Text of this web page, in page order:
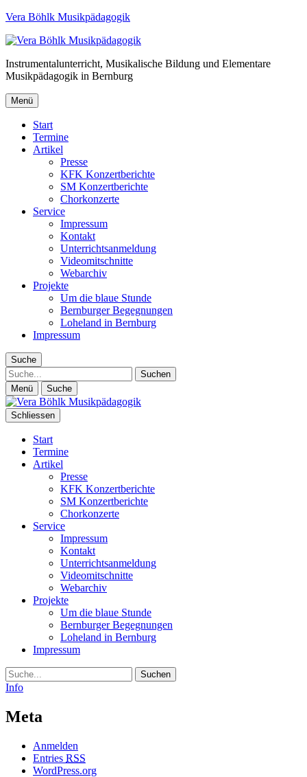
Vera Böhlk Musikpädagogik
Instrumentalunterricht, Musikalische Bildung und Elementare
Musikpädagogik in Bernburg
Menü
Start
Termine
Artikel
Presse
KFK Konzertberichte
SM Konzertberichte
Chorkonzerte
Service
Impressum
Kontakt
Unterrichtsanmeldung
Videomitschnitte
Webarchiv
Projekte
Um die blaue Stunde
Bernburger Begegnungen
Loheland in Bernburg
Impressum
Suche
Suche
Menü Suche
Schliessen
Start
Termine
Artikel
Presse
KFK Konzertberichte
SM Konzertberichte
Chorkonzerte
Service
Impressum
Kontakt
Unterrichtsanmeldung
Videomitschnitte
Webarchiv
Projekte
Um die blaue Stunde
Bernburger Begegnungen
Loheland in Bernburg
Impressum
Suche
Info
Meta
Anmelden
Entries RSS
WordPress.org